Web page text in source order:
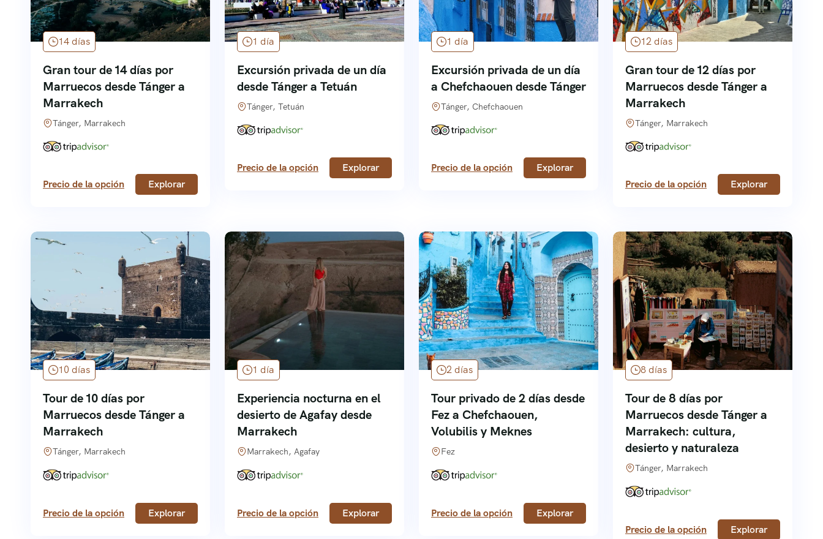
14 días
Gran tour de 14 días por
Marruecos desde Tánger a
Marrakech
Tánger, Marrakech
Precio de la opción Explorar
1 día
Excursión privada de un día
desde Tánger a Tetuán
Tánger, Tetuán
Precio de la opción Explorar
1 día
Excursión privada de un día
a Chefchaouen desde Tánger
Tánger, Chefchaouen
Precio de la opción Explorar
12 días
Gran tour de 12 días por
Marruecos desde Tánger a
Marrakech
Tánger, Marrakech
Precio de la opción Explorar
10 días
Tour de 10 días por
Marruecos desde Tánger a
Marrakech
Tánger, Marrakech
Precio de la opción Explorar
1 día
Experiencia nocturna en el
desierto de Agafay desde
Marrakech
Marrakech, Agafay
Precio de la opción Explorar
2 días
Tour privado de 2 días desde
Fez a Chefchaouen,
Volubilis y Meknes
Fez
Precio de la opción Explorar
8 días
Tour de 8 días por
Marruecos desde Tánger a
Marrakech: cultura,
desierto y naturaleza
Tánger, Marrakech
Precio de la opción Explorar